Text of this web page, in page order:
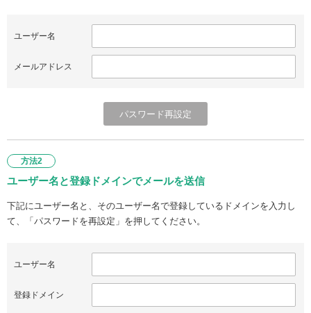
ユーザー名
メールアドレス
方法2
ユーザー名と登録ドメインでメールを送信
下記にユーザー名と、そのユーザー名で登録しているドメインを入力し
て、「パスワードを再設定」を押してください。
ユーザー名
登録ドメイン